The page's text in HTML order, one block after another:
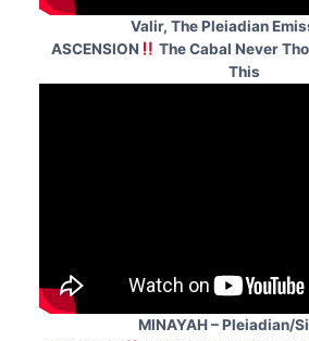
Valir, The Pleiadian
ASCENSION
The Cabal Never
This
MINAYAH – Pleiadian/